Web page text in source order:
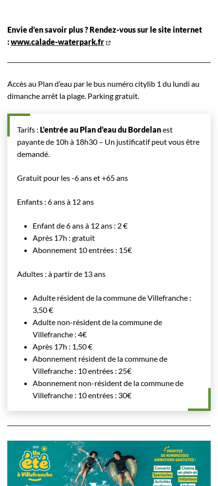
Envie d’en savoir plus ? Rendez-vous sur le site internet
:www.calade-waterpark.fr
Accès au Plan d’eau par le bus numéro citylib 1 du lundi au
dimanche arrêt la plage. Parking gratuit.
Tarifs : L’entrée au Plan d’eau du Bordelanest
payante de 10h à 18h30 – Un justificatif peut vous être
demandé.
Gratuit pour les -6 ans et +65 ans
Enfants : 6 ans à 12 ans
Enfant de 6 ans à 12 ans : 2 €
Après 17h : gratuit
Abonnement 10 entrées : 15€
Adultes : à partir de 13 ans
Adulte résident de la commune de Villefranche :
3,50 €
Adulte non-résident de la commune de
Villefranche : 4€
Après 17h : 1,50 €
Abonnement résident de la commune de
Villefranche : 10 entrées : 25€
Abonnement non-résident de la commune de
Villefranche : 10 entrées : 30€